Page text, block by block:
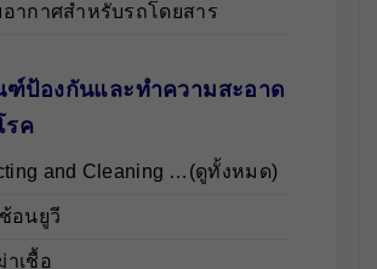
อากาศสำหรับรถโดยสาร
ป้องกันและทำความสะอาด
รค
and Cleaning …(ดูทั้งหมด)
อนยูวี
เชื้อ